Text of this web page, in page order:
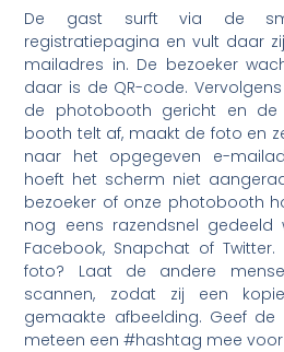
De gast surft via de
registratiepagina en vult daar
mailadres in. De bezoeker
daar is de QR-code.
de photobooth gericht en de
booth telt af, maakt de foto en
naar het opgegeven e-
hoeft het scherm niet
bezoeker of onze photobooth
nog eens razendsnel gedeeld
Facebook, Snapchat of
foto? Laat de andere
scannen, zodat zij een
gemaakte afbeelding. Geef
meteen een #hashtag mee